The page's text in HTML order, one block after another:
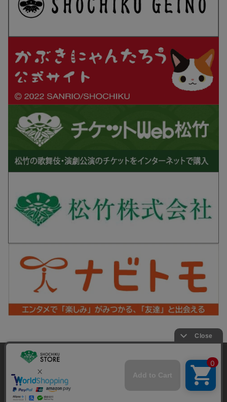
Copyright©SHOCHIKU Co.,Ltd. All Rights Reserved.
当サイトでは利用体験の向上およびコンテンツの最適な提供、ト
ラフィックの分析を目的としてCookieを使用しています。
サイトの閲覧を継続された場合、Cookieの利用に同意したことも
のといたします。
詳細については